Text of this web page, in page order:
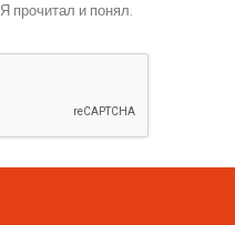
Я прочитал и понял.